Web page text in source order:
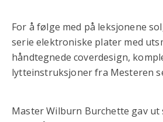
For å følge med på leksjonene
serie elektroniske plater med
håndtegnede coverdesign,
lytteinstruksjoner fra Mesteren
Master Wilburn Burchette gav ut